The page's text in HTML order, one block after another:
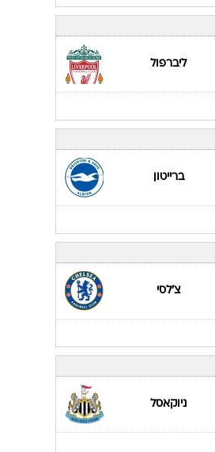
ליברפול
ברייטון
צ'לסי
ניוקאסל